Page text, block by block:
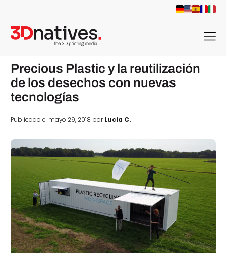
menu
Precious Plastic y la reutilización
de los desechos con nuevas
tecnologías
Publicado el mayo 29, 2018 porLucía C.